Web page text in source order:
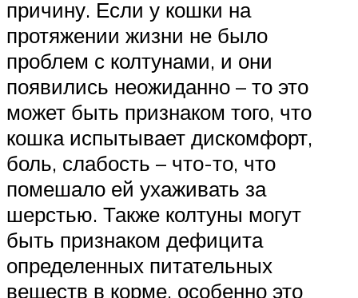
причину. Если у кошки на
протяжении жизни не было
проблем с колтунами, и они
появились неожиданно – то это
может быть признаком того, что
кошка испытывает дискомфорт,
боль, слабость – что-то, что
помешало ей ухаживать за
шерстью. Также колтуны могут
быть признаком дефицита
определенных питательных
веществ в корме, особенно это